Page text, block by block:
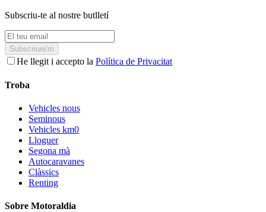
Subscriu-te al nostre butlletí
Subscriure'm
He llegit i accepto la Política de Privacitat
Troba
Vehicles nous
Seminous
Vehicles km0
Lloguer
Segona mà
Autocaravanes
Clàssics
Renting
Sobre Motoraldia